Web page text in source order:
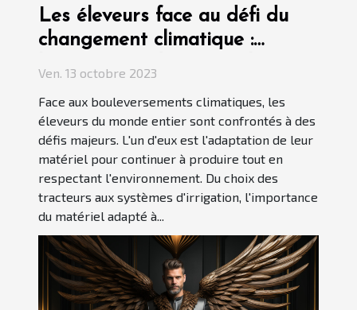
Les éleveurs face au défi du
changement climatique :
l'importance du matériel
Ven. 13 octobre 2023
Face aux bouleversements climatiques, les
éleveurs du monde entier sont confrontés à des
défis majeurs. L'un d'eux est l'adaptation de leur
matériel pour continuer à produire tout en
respectant l'environnement. Du choix des
tracteurs aux systèmes d'irrigation, l'importance
du matériel adapté à...